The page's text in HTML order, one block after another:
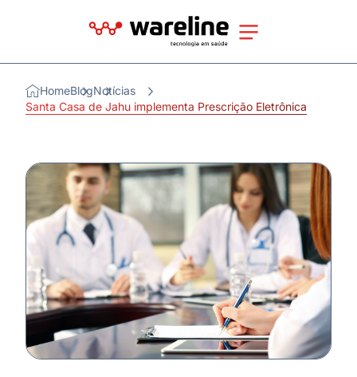
HomeBlogNotícias
Santa Casa de Jahu implementa Prescrição Eletrônica